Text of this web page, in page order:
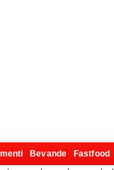
Bevande Fastfood